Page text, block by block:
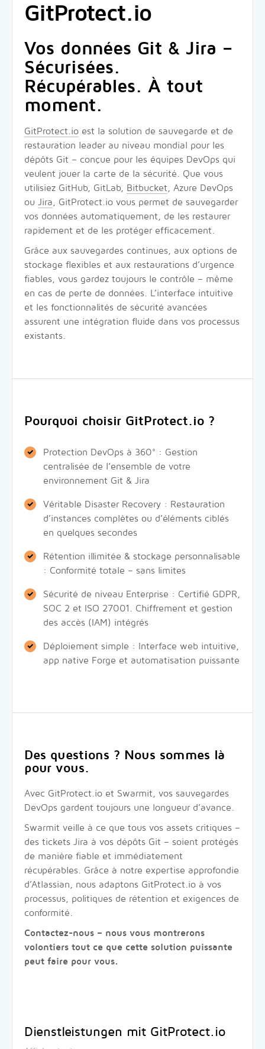
GitProtect.io
Vos données Git & Jira –
Sécurisées.
Récupérables. À tout
moment.
GitProtect.io est la solution de sauvegarde et de
restauration leader au niveau mondial pour les
dépôts Git – conçue pour les équipes DevOps qui
veulent jouer la carte de la sécurité. Que vous
utilisiez GitHub, GitLab, Bitbucket, Azure DevOps
ou Jira, GitProtect.io vous permet de sauvegarder
vos données automatiquement, de les restaurer
rapidement et de les protéger efficacement.
Grâce aux sauvegardes continues, aux options de
stockage flexibles et aux restaurations d’urgence
fiables, vous gardez toujours le contrôle – même
en cas de perte de données. L’interface intuitive
et les fonctionnalités de sécurité avancées
assurent une intégration fluide dans vos processus
existants.
Pourquoi choisir GitProtect.io ?
Protection DevOps à 360° : Gestion
centralisée de l’ensemble de votre
environnement Git & Jira
Véritable Disaster Recovery : Restauration
d’instances complètes ou d’éléments ciblés
en quelques secondes
Rétention illimitée & stockage personnalisable
: Conformité totale – sans limites
Sécurité de niveau Enterprise : Certifié GDPR,
SOC 2 et ISO 27001. Chiffrement et gestion
des accès (IAM) intégrés
Déploiement simple : Interface web intuitive,
app native Forge et automatisation puissante
Des questions ? Nous sommes là
pour vous.
Avec GitProtect.io et Swarmit, vos sauvegardes
DevOps gardent toujours une longueur d’avance.
Swarmit veille à ce que tous vos assets critiques –
des tickets Jira à vos dépôts Git – soient protégés
de manière fiable et immédiatement
récupérables. Grâce à notre expertise approfondie
d’Atlassian, nous adaptons GitProtect.io à vos
processus, politiques de rétention et exigences de
conformité.
Contactez-nous – nous vous montrerons
volontiers tout ce que cette solution puissante
peut faire pour vous.
Dienstleistungen mit GitProtect.io